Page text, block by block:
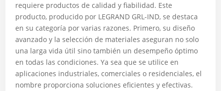
requiere productos de calidad y fiabilidad. Este
producto, producido por LEGRAND GRL-IND, se destaca
en su categoría por varias razones. Primero, su diseño
avanzado y la selección de materiales aseguran no solo
una larga vida útil sino también un desempeño óptimo
en todas las condiciones. Ya sea que se utilice en
aplicaciones industriales, comerciales o residenciales, el
nombre proporciona soluciones eficientes y efectivas.